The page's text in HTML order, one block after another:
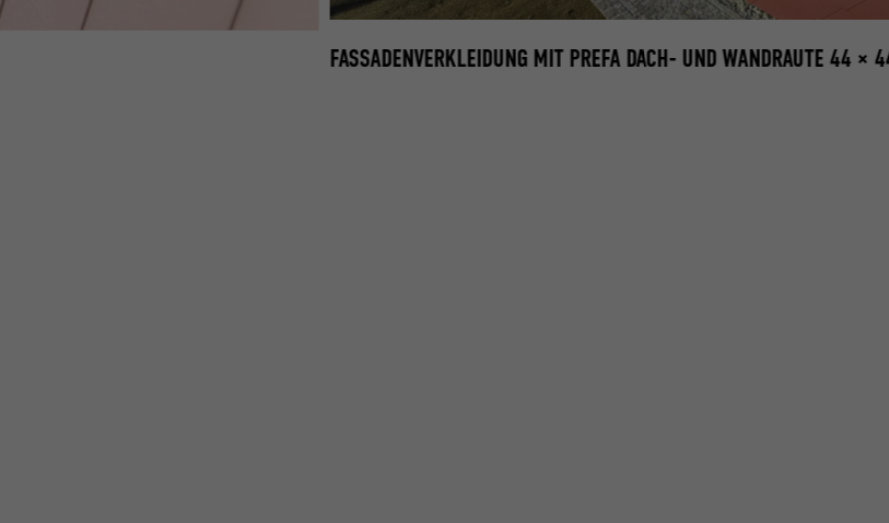
FASSADENVERKLEIDUNG MIT PREFA DACH- UND WANDRAUTE 44 ×